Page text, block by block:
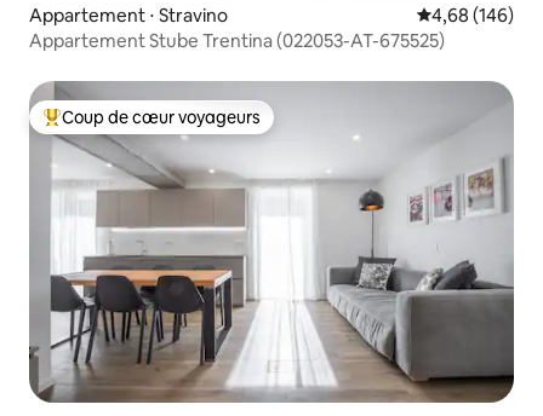
Appartement ⋅ Stravino Évaluation
4,68 (146)
Appartement Stube Trentina (022053-AT-675525)
Coups de cœur voyageurs les plus appréciés
Coup de cœur voyageurs